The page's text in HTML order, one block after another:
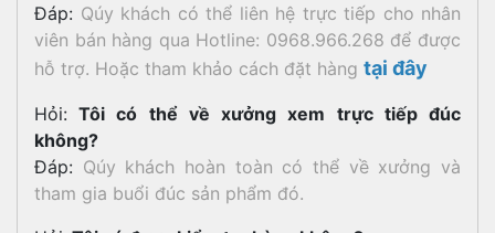
Đáp: Qúy khách có thể liên hệ trực tiếp cho nhân
viên bán hàng qua Hotline: 0968.966.268 để được
hỗ trợ. Hoặc tham khảo cách đặt hàng tại đây
Hỏi: Tôi có thể về xưởng xem trực tiếp đúc
không?
Đáp: Qúy khách hoàn toàn có thể về xưởng và
tham gia buổi đúc sản phẩm đó.